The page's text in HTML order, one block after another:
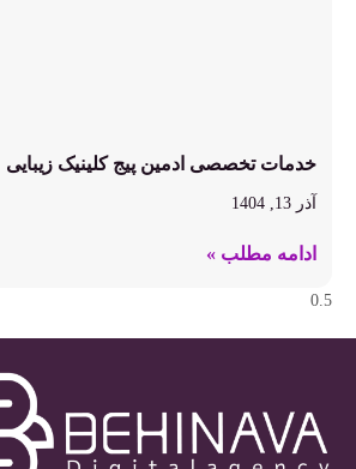
خدمات تخصصی ادمین پیج کلینیک زیبایی
آذر 13, 1404
ادامه مطلب »